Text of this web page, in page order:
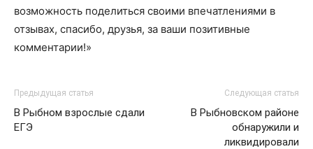
возможность поделиться своими впечатлениями в
отзывах, спасибо, друзья, за ваши позитивные
комментарии!»
Предыдущая статья
В Рыбном взрослые сдали
ЕГЭ
Следующая статья
В Рыбновском районе
обнаружили и
ликвидировали